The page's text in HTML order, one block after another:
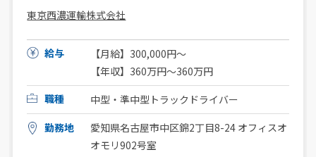
東京西濃運輸株式会社
給与
【月給】300,000円～
【年収】360万円～360万円
職種
中型・準中型トラックドライバー
勤務地
愛知県名古屋市中区錦2丁目8-24 オフィスオ
オモリ902号室